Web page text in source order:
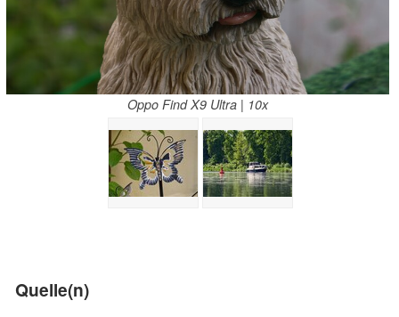
Oppo Find X9 Ultra | 10x
Quelle(n)